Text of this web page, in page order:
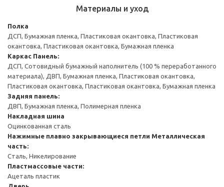
Материалы и уход
Полка
ДСП, Бумажная пленка, Пластиковая окантовка, Пластиковая
окантовка, Пластиковая окантовка, Бумажная пленка
Каркас Панель:
ДСП, Сотовидный бумажный наполнитель (100 % переработанного
материала), ДВП, Бумажная пленка, Пластиковая окантовка,
Пластиковая окантовка, Пластиковая окантовка, Бумажная пленка
Задняя панель:
ДВП, Бумажная пленка, Полимерная пленка
Накладная шина
Оцинкованная сталь
Нажимные плавно закрывающиеся петли Металлическая
часть:
Сталь, Никелирование
Пластмассовые части:
Ацеталь пластик